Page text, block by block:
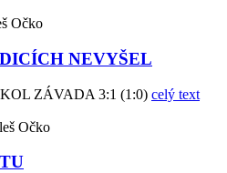
Očko
NEVYŠEL
ZÁVADA 3:1 (1:0) celý text
Očko